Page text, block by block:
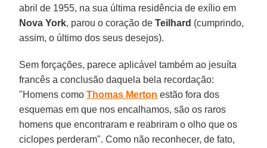
abril de 1955, na sua última residência de exílio em
Nova York, parou o coração deTeilhard (cumprindo,
assim, o último dos seus desejos).
Sem forçações, parece aplicável também ao jesuíta
francês a conclusão daquela bela recordação:
"Homens comoThomas Merton estão fora dos
esquemas em que nos encalhamos, são os raros
homens que encontraram e reabriram o olho que os
ciclopes perderam". Como não reconhecer, de fato,